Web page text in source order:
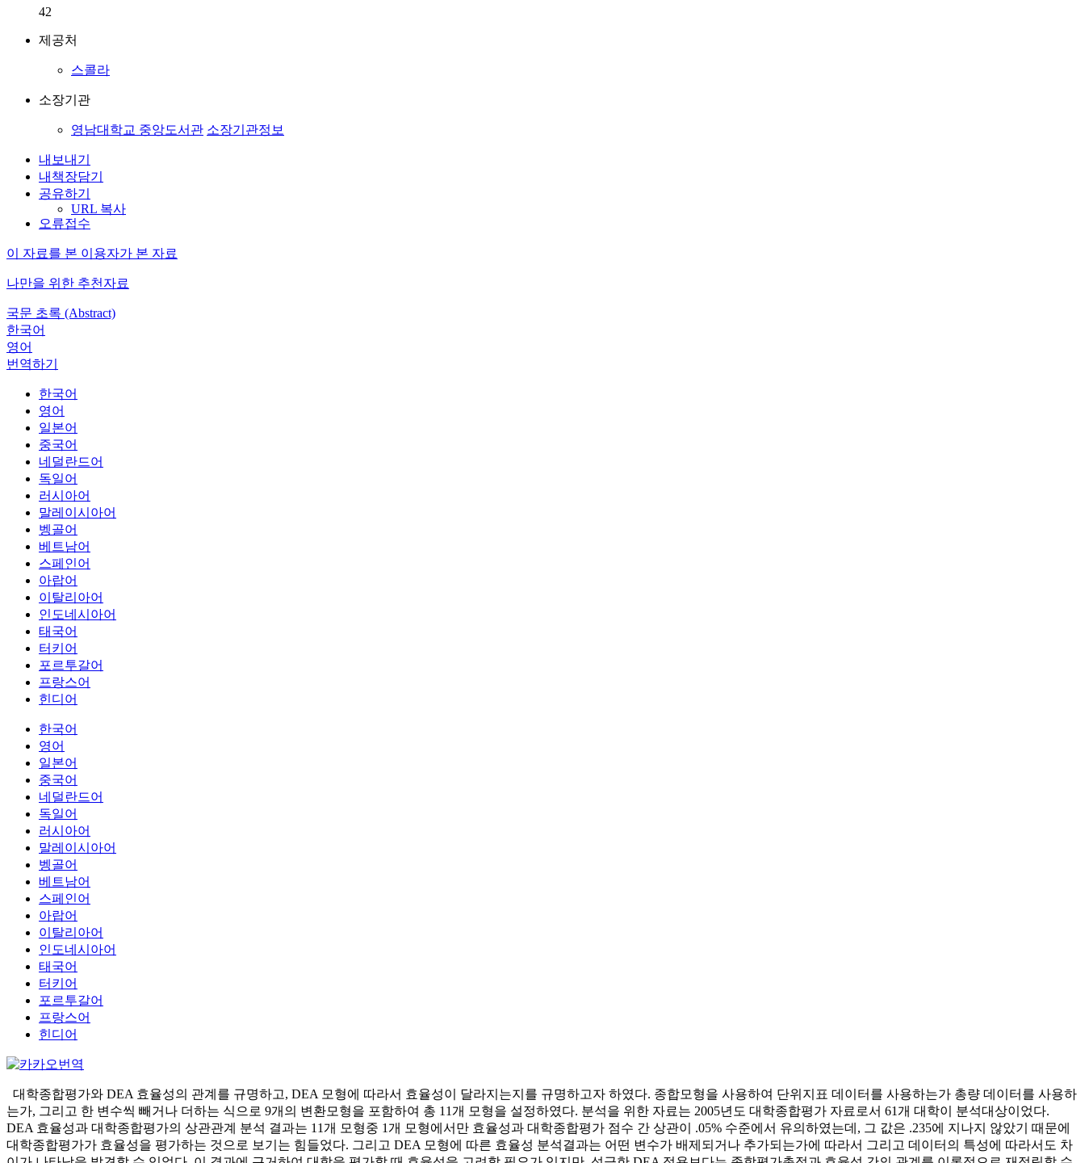
42
제공처
스콜라
소장기관
영남대학교 중앙도서관 소장기관정보
내보내기
내책장담기
공유하기
URL 복사
오류접수
이 자료를 본 이용자가 본 자료
나만을 위한 추천자료
국문 초록 (Abstract)
한국어
영어
번역하기
한국어
영어
일본어
중국어
네덜란드어
독일어
러시아어
말레이시아어
벵골어
베트남어
스페인어
아랍어
이탈리아어
인도네시아어
태국어
터키어
포르투갈어
프랑스어
힌디어
한국어
영어
일본어
중국어
네덜란드어
독일어
러시아어
말레이시아어
벵골어
베트남어
스페인어
아랍어
이탈리아어
인도네시아어
태국어
터키어
포르투갈어
프랑스어
힌디어
대학종합평가와 DEA 효율성의 관계를 규명하고, DEA 모형에 따라서 효율성이 달라지는지를 규명하고자 하였다. 종합모형을 사용하여 단위지표 데이터를 사용하는가 총량 데이터를 사용하
는가, 그리고 한 변수씩 빼거나 더하는 식으로 9개의 변환모형을 포함하여 총 11개 모형을 설정하였다. 분석을 위한 자료는 2005년도 대학종합평가 자료로서 61개 대학이 분석대상이었다.
DEA 효율성과 대학종합평가의 상관관계 분석 결과는 11개 모형중 1개 모형에서만 효율성과 대학종합평가 점수 간 상관이 .05% 수준에서 유의하였는데, 그 값은 .235에 지나지 않았기 때문에
대학종합평가가 효율성을 평가하는 것으로 보기는 힘들었다. 그리고 DEA 모형에 따른 효율성 분석결과는 어떤 변수가 배제되거나 추가되는가에 따라서 그리고 데이터의 특성에 따라서도 차